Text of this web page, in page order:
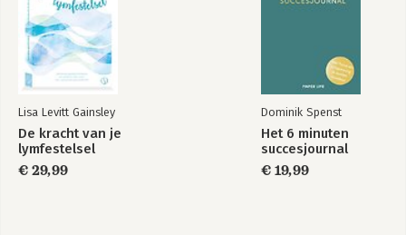
Lisa Levitt Gainsley
De kracht van je
lymfestelsel
€ 29,99
Dominik Spenst
Het 6 minuten
succesjournal
€ 19,99